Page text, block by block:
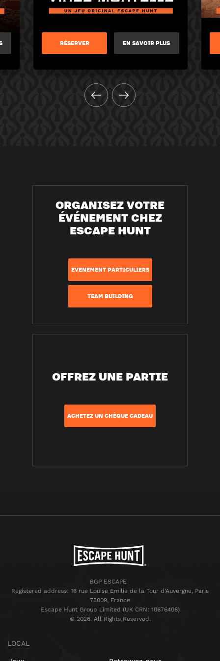
RÉSERVER EN SAVOIR PLUS
ORGANISEZ VOTRE
ÉVÉNEMENT CHEZ
ESCAPE HUNT
EVENEMENT PARTICULIERS
TEAM BUILDING
OFFREZ UNE PARTIE
ACHETEZ UN CHÈQUE CADEAU
BGP ESCAPE
Registered address: 16 rue Louise Emilie de la Tour d'Auvergne, Paris
75009, France
Escape Hunt Group Limited (UK CRN: 10676408)
©️ 2026. All Rights Reserved.
LOCAL